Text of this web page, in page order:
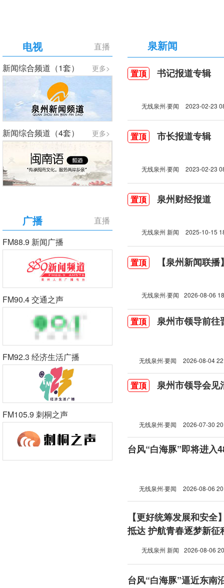
直播
电视
更多>
新闻综合频道（1套）
更多>
新闻综合频道（4套）
直播
广播
FM88.9 新闻广播
FM90.4 交通之声
FM92.3 经济生活广播
FM105.9 刺桐之声
泉新闻
置顶 书记报道专辑
无线泉州·要闻 2023-02-23
置顶 市长报道专辑
无线泉州·要闻 2023-02-23
置顶 泉州财经报道
无线泉州 新闻 2025-10-15
置顶 【泉州新闻联
无线泉州·要闻 2026-08-06
置顶 泉州市领导前往
无线泉州·要闻 2026-08-04
置顶 泉州市领导会见
无线泉州·要闻 2026-07-30
台风“白海豚”即将进入
无线泉州·要闻 2026-08-06
【更好统筹发展和安全
抵达 护航青春逐梦新征
无线泉州 新闻 2026-08-06
台风“白海豚”逼近东南